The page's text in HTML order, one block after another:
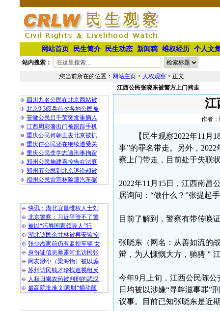
网站首页 民生简介 民生动态 新闻稿 维权经历 个人文
站内搜索：
您当前所在的位置： 网站主页 > 人权观察 > 正文
四川九名公民在北京西站被
北京9.3阅兵前夕各地公民被
安徽公民吕千荣突发重病入
江西周彩藩出门被跟踪手机
重庆公民何朝正去北京被抓
重庆仨公民还在继续遭受关
重庆公民李学志遭刑事拘留
郑州公民施建喜控告在法庭
郑州五公民到北京诉讼却被
福州公民雷宗林险遭汽车碾
快讯：湖北宜昌维权人士刘
北京警察：习近平管不了警
被以“污辱国家领导人”行
湖北访民余甘林被再安监控
张少杰家前仍有监控车辆 女
身份证信息暴露河北访民张
网友渺小（梁海怡）被以煽
苏州访民钱才珍找巡视组反
人权日喝农药被判刑的武汉
最高院批准 刘家财“煽动颠
江西公民张晓东被警方上门拷走
江
作者：
【民生观察2022年11月
事”的罪名带走。另外，
察上门带走，目前处于失联
2022年11月15日，江西南昌
居询问：“做什么？”张提起
目前了解到，警察有带传唤
张晓东（网名：从善如流的
辩，为人慷慨大方，驰骋＂
今年9月上旬，江西公民陈
日均被以涉嫌“寻衅滋事罪”
议事。目前已知张晓东是近